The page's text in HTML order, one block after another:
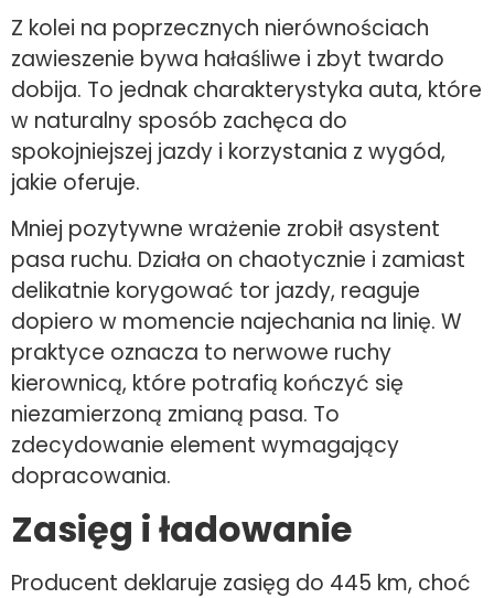
Z kolei na poprzecznych nierównościach
zawieszenie bywa hałaśliwe i zbyt twardo
dobija. To jednak charakterystyka auta, które
w naturalny sposób zachęca do
spokojniejszej jazdy i korzystania z wygód,
jakie oferuje.
Mniej pozytywne wrażenie zrobił asystent
pasa ruchu. Działa on chaotycznie i zamiast
delikatnie korygować tor jazdy, reaguje
dopiero w momencie najechania na linię. W
praktyce oznacza to nerwowe ruchy
kierownicą, które potrafią kończyć się
niezamierzoną zmianą pasa. To
zdecydowanie element wymagający
dopracowania.
Zasięg i ładowanie
Producent deklaruje zasięg do 445 km, choć